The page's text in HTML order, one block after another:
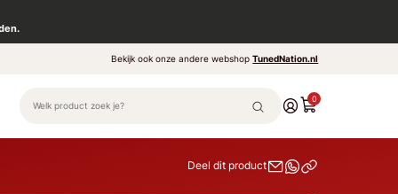
Bekijk ook onze andere webshopTunedNation.nl
0
Deel dit product